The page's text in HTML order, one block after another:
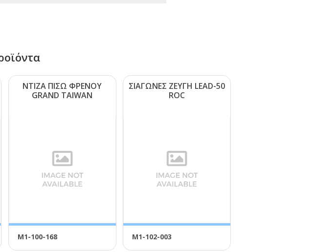
ΝΤΙΖΑ ΠΙΣΩ ΦΡΕΝΟΥ
GRΑΝD ΤΑΙWΑΝ
Μ1-100-168
ΣΙΑΓΩΝΕΣ ΖΕΥΓΗ LΕΑD-50
RΟC
Μ1-102-003